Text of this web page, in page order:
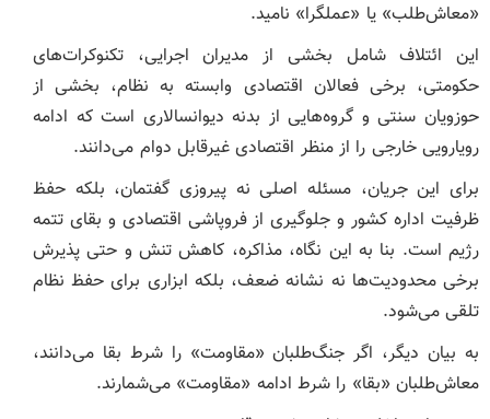
«معاش‌طلب» یا «عملگرا» نامید.
این ائتلاف شامل بخشی از مدیران اجرایی، تکنوکرات‌های
حکومتی، برخی فعالان اقتصادی وابسته به نظام، بخشی از
حوزویان سنتی و گروه‌هایی از بدنه دیوانسالاری است که ادامه
رویارویی خارجی را از منظر اقتصادی غیرقابل دوام می‌دانند.
برای این جریان، مسئله اصلی نه پیروزی گفتمان، بلکه حفظ
ظرفیت اداره کشور و جلوگیری از فروپاشی اقتصادی و بقای تتمه
رژیم است. بنا به این نگاه، مذاکره، کاهش تنش و حتی پذیرش
برخی محدودیت‌ها نه نشانه ضعف، بلکه ابزاری برای حفظ نظام
تلقی می‌شود.
به بیان دیگر، اگر جنگ‌طلبان «مقاومت» را شرط بقا می‌دانند،
معاش‌طلبان «بقا» را شرط ادامه «مقاومت» می‌شمارند.